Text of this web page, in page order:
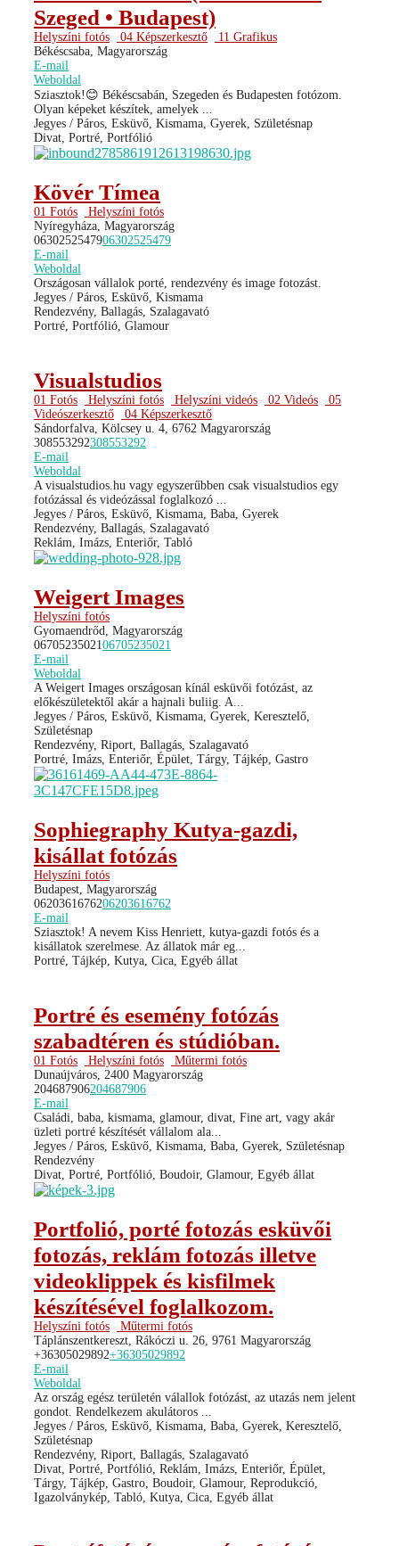
Szeged • Budapest)
Helyszíni fotós 04 Képszerkesztő
11 Grafikus
Békéscsaba, Magyarország
E-mail
Weboldal
Sziasztok!😊 Békéscsabán, Szegeden és Budapesten fotózom.
Olyan képeket készítek, amelyek ...
Jegyes / Páros, Esküvő, Kismama, Gyerek, Születésnap
Divat, Portré, Portfólió
Kövér Tímea
01 Fotós
Helyszíni fotós
Nyíregyháza, Magyarország
0630252547906302525479
E-mail
Weboldal
Országosan vállalok porté, rendezvény és image fotozást.
Jegyes / Páros, Esküvő, Kismama
Rendezvény, Ballagás, Szalagavató
Portré, Portfólió, Glamour
Visualstudios
01 Fotós Helyszíni fotós Helyszíni videós 02 Videós
05
Videószerkesztő
04 Képszerkesztő
Sándorfalva, Kölcsey u. 4, 6762 Magyarország
308553292308553292
E-mail
Weboldal
A visualstudios.hu vagy egyszerűbben csak visualstudios egy
fotózással és videózással foglalkozó ...
Jegyes / Páros, Esküvő, Kismama, Baba, Gyerek
Rendezvény, Ballagás, Szalagavató
Reklám, Imázs, Enteriőr, Tabló
Weigert Images
Helyszíni fotós
Gyomaendrőd, Magyarország
06705235021 06705235021
E-mail
Weboldal
A Weigert Images országosan kínál esküvői fotózást, az
előkészületektől akár a hajnali buliig. A...
Jegyes / Páros, Esküvő, Kismama, Gyerek, Keresztelő,
Születésnap
Rendezvény, Riport, Ballagás, Szalagavató
Portré, Imázs, Enteriőr, Épület, Tárgy, Tájkép, Gastro
Sophiegraphy Kutya-gazdi,
kisállat fotózás
Helyszíni fotós
Budapest, Magyarország
0620361676206203616762
E-mail
Sziasztok! A nevem Kiss Henriett, kutya-gazdi fotós és a
kisállatok szerelmese. Az állatok már eg...
Portré, Tájkép, Kutya, Cica, Egyéb állat
Portré és esemény fotózás
szabadtéren és stúdióban.
01 Fotós Helyszíni fotós
Műtermi fotós
Dunaújváros, 2400 Magyarország
204687906204687906
E-mail
Családi, baba, kismama, glamour, divat, Fine art, vagy akár
üzleti portré készítését vállalom ala...
Jegyes / Páros, Esküvő, Kismama, Baba, Gyerek, Születésnap
Rendezvény
Divat, Portré, Portfólió, Boudoir, Glamour, Egyéb állat
Portfolió, porté fotozás esküvői
fotozás, reklám fotozás illetve
videoklippek és kisfilmek
készítésével foglalkozom.
Helyszíni fotós
Műtermi fotós
Táplánszentkereszt, Rákóczi u. 26, 9761 Magyarország
+36305029892+36305029892
E-mail
Weboldal
Az ország egész területén válallok fotózást, az utazás nem jelent
gondot. Rendelkezem akulátoros ...
Jegyes / Páros, Esküvő, Kismama, Baba, Gyerek, Keresztelő,
Születésnap
Rendezvény, Riport, Ballagás, Szalagavató
Divat, Portré, Portfólió, Reklám, Imázs, Enteriőr, Épület,
Tárgy, Tájkép, Gastro, Boudoir, Glamour, Reprodukció,
Igazolványkép, Tabló, Kutya, Cica, Egyéb állat